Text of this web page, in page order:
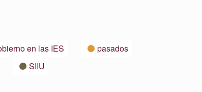
en las IES
pasados
SIIU